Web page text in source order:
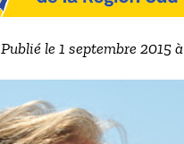
Publié le 1 septembre 2015